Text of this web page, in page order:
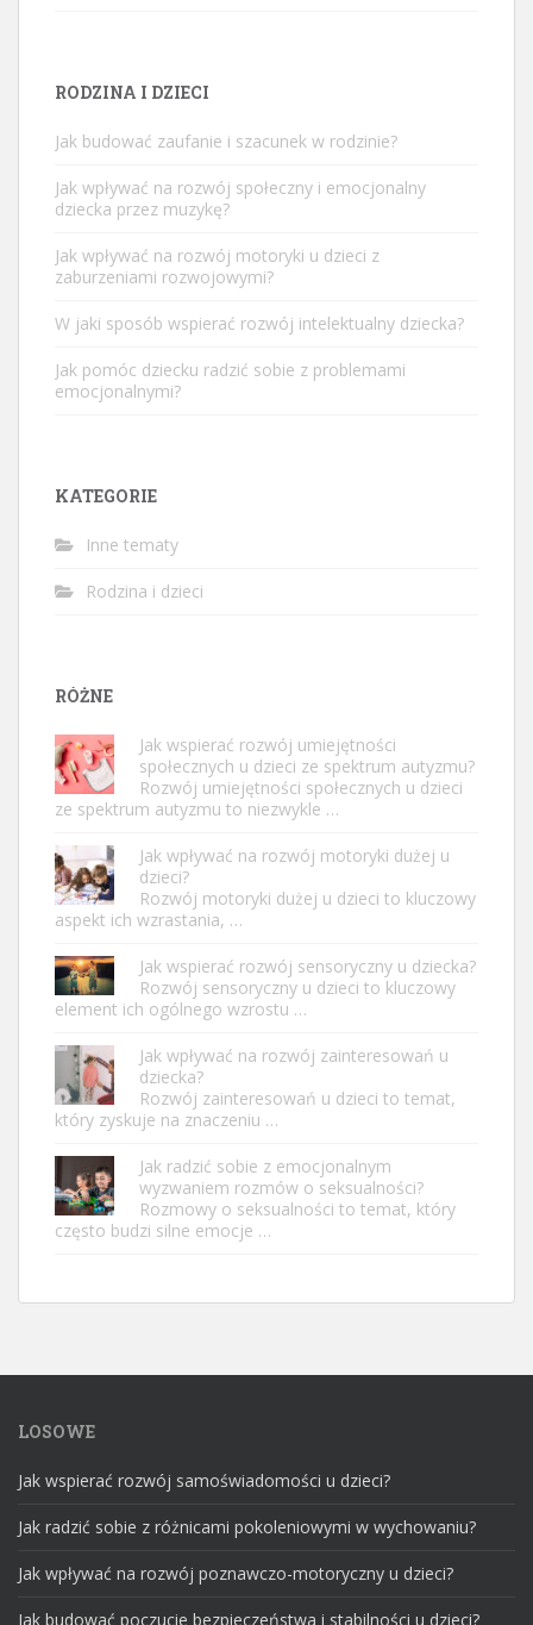
RODZINA I DZIECI
Jak budować zaufanie i szacunek w rodzinie?
Jak wpływać na rozwój społeczny i emocjonalny
dziecka przez muzykę?
Jak wpływać na rozwój motoryki u dzieci z
zaburzeniami rozwojowymi?
W jaki sposób wspierać rozwój intelektualny dziecka?
Jak pomóc dziecku radzić sobie z problemami
emocjonalnymi?
KATEGORIE
Inne tematy
Rodzina i dzieci
RÓŻNE
Jak wspierać rozwój umiejętności
społecznych u dzieci ze spektrum autyzmu?
Rozwój umiejętności społecznych u dzieci
ze spektrum autyzmu to niezwykle …
Jak wpływać na rozwój motoryki dużej u
dzieci?
Rozwój motoryki dużej u dzieci to kluczowy
aspekt ich wzrastania, …
Jak wspierać rozwój sensoryczny u dziecka?
Rozwój sensoryczny u dzieci to kluczowy
element ich ogólnego wzrostu …
Jak wpływać na rozwój zainteresowań u
dziecka?
Rozwój zainteresowań u dzieci to temat,
który zyskuje na znaczeniu …
Jak radzić sobie z emocjonalnym
wyzwaniem rozmów o seksualności?
Rozmowy o seksualności to temat, który
często budzi silne emocje …
LOSOWE
Jak wspierać rozwój samoświadomości u dzieci?
Jak radzić sobie z różnicami pokoleniowymi w wychowaniu?
Jak wpływać na rozwój poznawczo-motoryczny u dzieci?
Jak budować poczucie bezpieczeństwa i stabilności u dzieci?